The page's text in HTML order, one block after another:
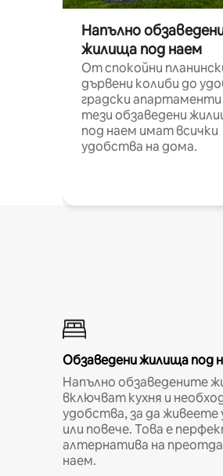
Напълно
жилища под наем
От спокойни
дървени колиби до
градски апартаменти
тези обзаведени
под наем имат всички
удобства на дома.
Обзаведени жилища под
Напълно обзаведените
включват кухня и
удобства, за да живеете
или повече. Това е
алтернатива на
наем.